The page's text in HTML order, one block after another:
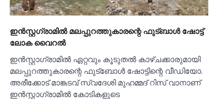
ഇൻസ്റ്റഗ്രാമില്‍ മലപ്പുറത്തുകാരന്റെ ഫുട്ബാള്‍ ഷോട്ട്
ലോക വൈറല്‍
ഇൻസ്റ്റാഗ്രാമില്‍ ഏറ്റവും കൂടുതല്‍ കാഴ്ചക്കാരുമായി
മലപ്പുറത്തുകാരന്റെ ഫുട്ബോള്‍ ഷോട്ടിന്റെ വീഡിയോ.
അരീക്കോട് മാങ്കടവ് സ്വദേശി മുഹമ്മദ് റിസ് വാനാണ്
ഇൻസ്റ്റാഗ്രാമില്‍ കോടികളുടെ